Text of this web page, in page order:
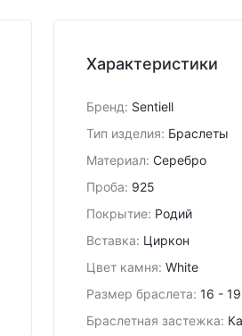
Характеристики
Бренд: Sentiell
Тип изделия: Браслеты
Материал: Серебро
Проба: 925
Покрытие: Родий
Вставка: Циркон
Цвет камня: White
Размер браслета: 16 -
Браслетная застежка: